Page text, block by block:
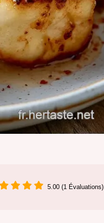
5.00 (1 Évaluations)